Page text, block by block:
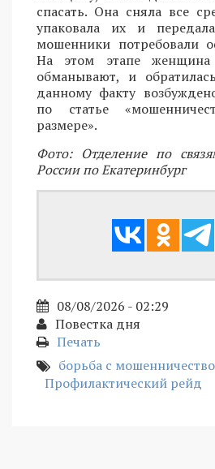
спасать. Она сняла все
упаковала их и
мошенники потребовали
На этом этапе
обманывают, и
данному факту
по статье
размере».
Фото: Отделение по
России по Екатеринбург
08/08/2026 - 02:29
Повестка дня
Печать
борьба с
Профилактический рейд